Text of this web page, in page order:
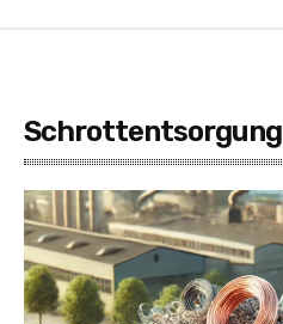
Schrottentsorgung